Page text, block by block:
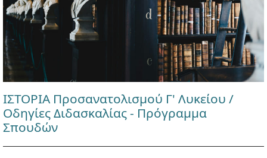
ΙΣΤΟΡΙΑ Προσανατολισμού Γ' Λυκείου /
Οδηγίες Διδασκαλίας - Πρόγραμμα
Σπουδών